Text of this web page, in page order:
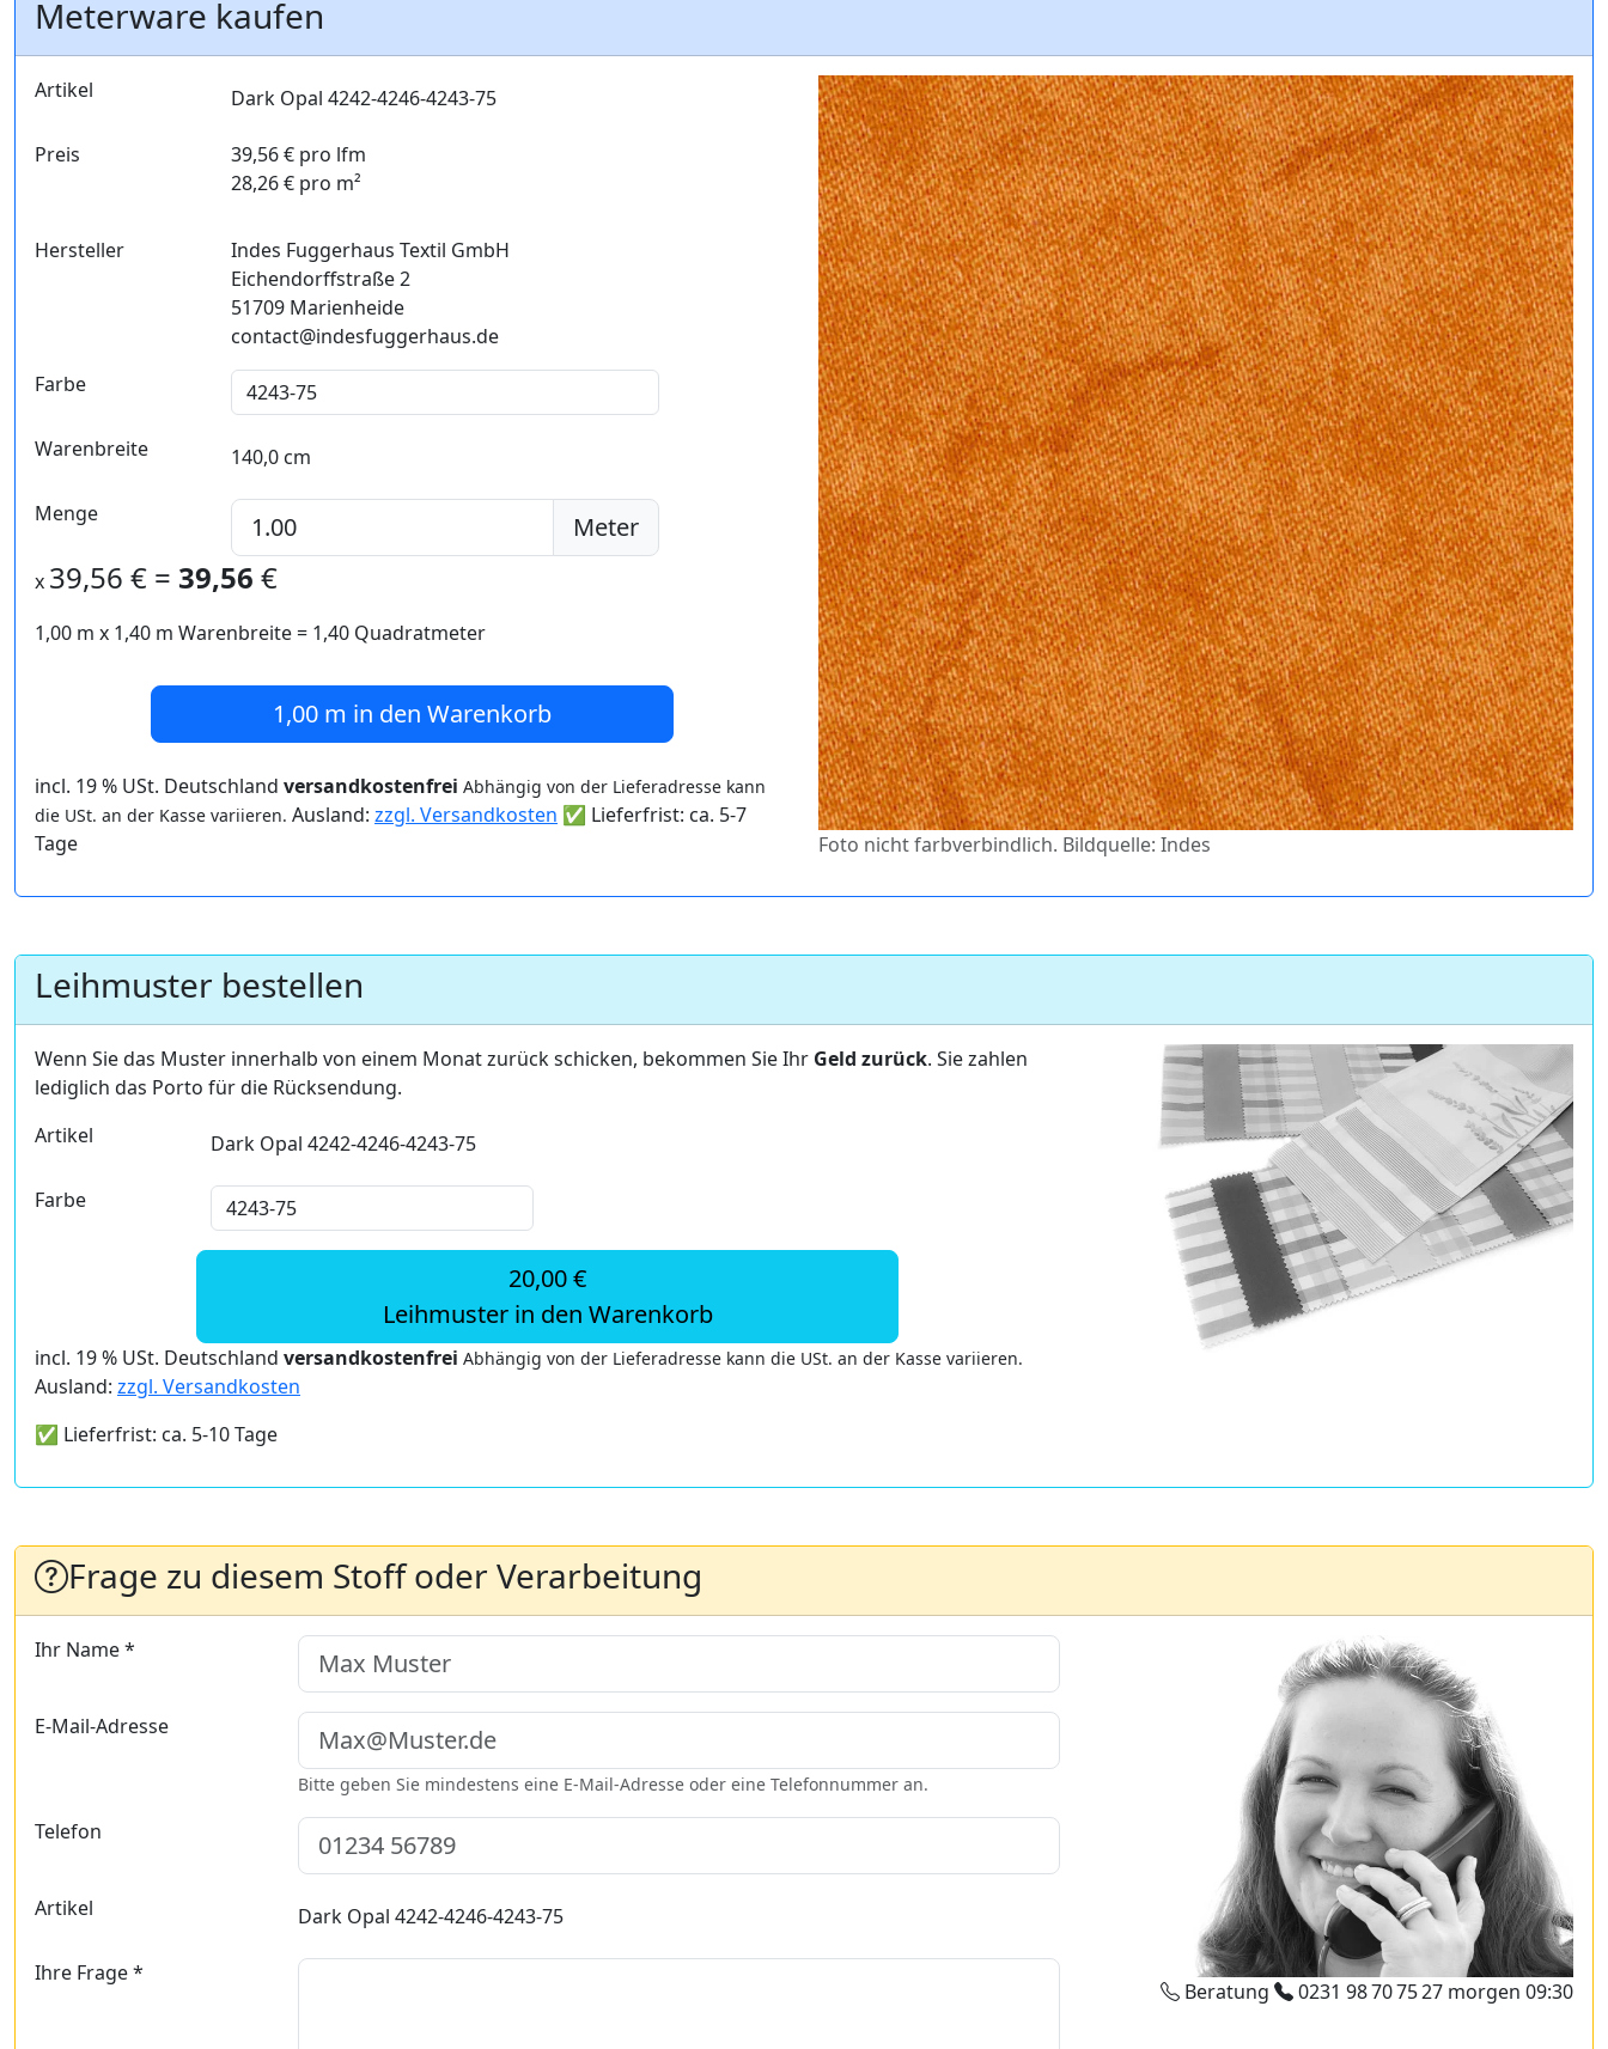
Meterware kaufen
Artikel Dark Opal 4242-4246-4243-75
Preis
39,56 € pro lfm
28,26 € pro m²
Hersteller
Indes Fuggerhaus Textil GmbH
Eichendorffstraße 2
51709 Marienheide
contact@indesfuggerhaus.de
Farbe
Warenbreite 140,0 cm
Menge Meter
x 39,56 € = 39,56 €
1,00 m x 1,40 m Warenbreite = 1,40 Quadratmeter
1,00 m in den Warenkorb
incl. 19 % USt. Deutschland versandkostenfrei Abhängig von der Lieferadresse kann
die USt. an der Kasse variieren. Ausland: zzgl. Versandkosten ✅ Lieferfrist: ca. 5-7
Tage
Foto nicht farbverbindlich. Bildquelle: Indes
Leihmuster bestellen
Wenn Sie das Muster innerhalb von einem Monat zurück schicken, bekommen Sie Ihr Geld zurück. Sie zahlen
lediglich das Porto für die Rücksendung.
Artikel
Dark Opal 4242-4246-4243-75
Farbe
20,00 €
Leihmuster in den Warenkorb
incl. 19 % USt. Deutschland versandkostenfrei Abhängig von der Lieferadresse kann die USt. an der Kasse variieren.
Ausland: zzgl. Versandkosten
✅ Lieferfrist: ca. 5-10 Tage
Frage zu diesem Stoff oder Verarbeitung
Ihr Name *
E-Mail-Adresse
Bitte geben Sie mindestens eine E-Mail-Adresse oder eine Telefonnummer an.
Telefon
Artikel Dark Opal 4242-4246-4243-75
Ihre Frage *
Beratung 0231 98 70 75 27morgen 09:30